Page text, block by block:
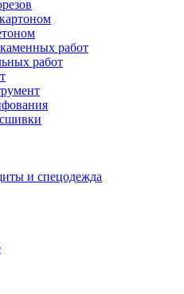
работ
работ
и спецодежда